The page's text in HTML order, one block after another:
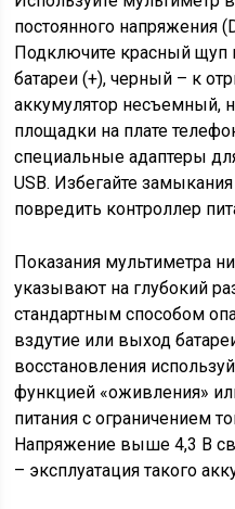
постоянного напряжения
Подключите красный щуп
батареи (+), черный – к
аккумулятор несъемный,
площадки на плате
специальные адаптеры
USB. Избегайте
повредить контроллер
Показания мультиметра
указывают на глубокий
стандартным способом
вздутие или выход
восстановления
функцией «оживления»
питания с ограничением
Напряжение выше 4,3 В
– эксплуатация такого